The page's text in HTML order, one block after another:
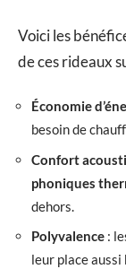
Voici les
de ces rideaux
Économie
besoin de
Confort
phoniques
dehors.
Polyvalence :
leur place aussi